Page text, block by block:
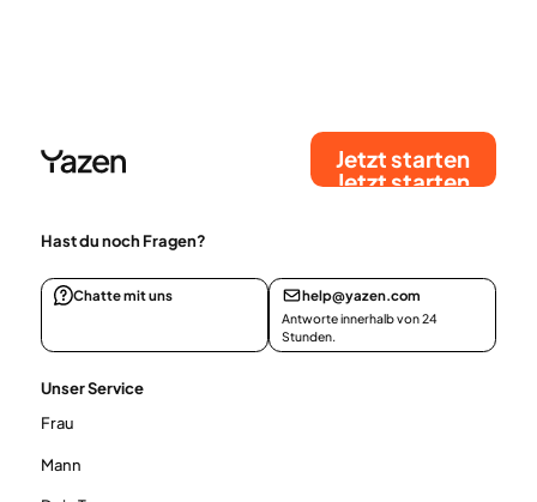
Jetzt starten
Jetzt starten
Hast du noch Fragen?
Chatte mit uns help@yazen.com
Antworte innerhalb von 24
Stunden.
Unser Service
Frau
Mann